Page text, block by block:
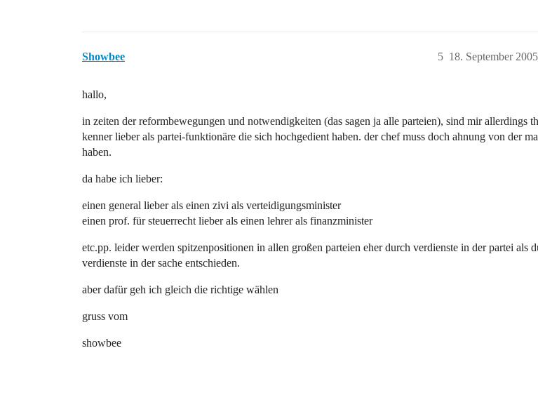
Showbee 18. September
5
hallo,
in zeiten der reformbewegungen und notwendigkeiten (das sagen ja alle parteien), sind mir allerdings
kenner lieber als partei-funktionäre die sich hochgedient haben. der chef muss doch ahnung von der
haben.
da habe ich lieber:
einen general lieber als einen zivi als verteidigungsminister
einen prof. für steuerrecht lieber als einen lehrer als finanzminister
etc.pp. leider werden spitzenpositionen in allen großen parteien eher durch verdienste in der partei als
verdienste in der sache entschieden.
aber dafür geh ich gleich die richtige wählen
gruss vom
showbee